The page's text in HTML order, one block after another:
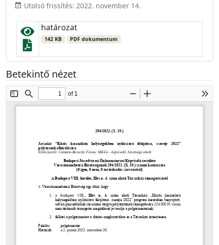
event_available Utolsó frissítés: 2022. november 14.
határozat
142 KB PDF dokumentum
Betekintő nézet